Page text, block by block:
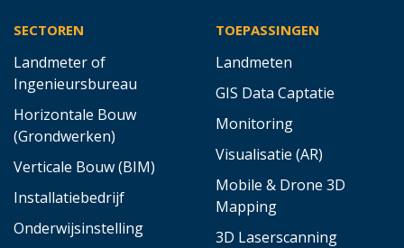
SECTOREN
Landmeter of
Ingenieursbureau
Horizontale Bouw
(Grondwerken)
Verticale Bouw (BIM)
Installatiebedrijf
Onderwijsinstelling
TOEPASSINGEN
Landmeten
GIS Data Captatie
Monitoring
Visualisatie (AR)
Mobile & Drone 3D
Mapping
3D Laserscanning